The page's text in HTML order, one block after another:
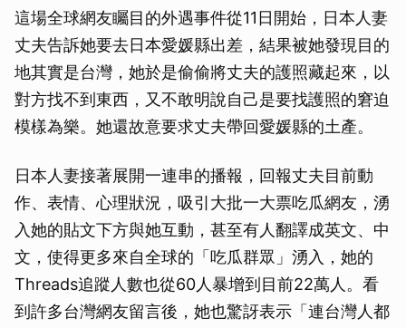
這場全球網友矚目的外遇事件從11日開始，日本人妻
丈夫告訴她要去日本愛媛縣出差，結果被她發現目的
地其實是台灣，她於是偷偷將丈夫的護照藏起來，以
對方找不到東西，又不敢明說自己是要找護照的窘迫
模樣為樂。她還故意要求丈夫帶回愛媛縣的土產。
日本人妻接著展開一連串的播報，回報丈夫目前動
作、表情、心理狀況，吸引大批一大票吃瓜網友，湧
入她的貼文下方與她互動，甚至有人翻譯成英文、中
文，使得更多來自全球的「吃瓜群眾」湧入，她的
Threads追蹤人數也從60人暴增到目前22萬人。看
到許多台灣網友留言後，她也驚訝表示「連台灣人都